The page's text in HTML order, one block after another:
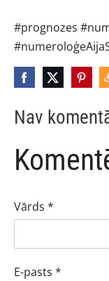
#prognozes
Nav
Vārds *
E-pasts *